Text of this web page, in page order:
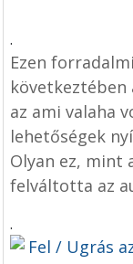
.
Ezen
következtében
az ami valaha
lehetőségek
Olyan ez, mint
felváltotta az
.